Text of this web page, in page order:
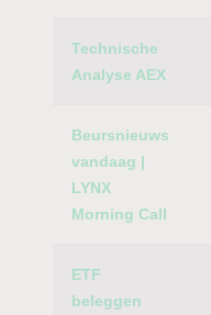
Technische
Analyse AEX
Beursnieuws
vandaag |
LYNX
Morning Call
ETF
beleggen